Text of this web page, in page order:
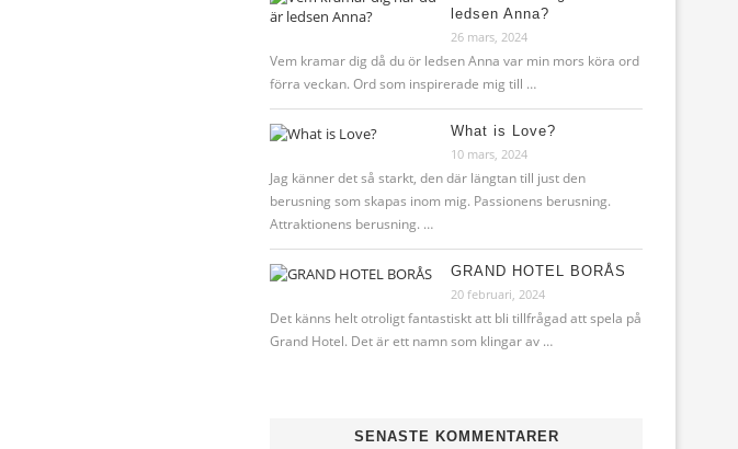
ledsen Anna?
26 mars, 2024
Vem kramar dig då du ör ledsen Anna var min mors köra ord
förra veckan. Ord som inspirerade mig till …
What is Love?
10 mars, 2024
Jag känner det så starkt, den där längtan till just den
berusning som skapas inom mig. Passionens berusning.
Attraktionens berusning. …
GRAND HOTEL BORÅS
20 februari, 2024
Det känns helt otroligt fantastiskt att bli tillfrågad att spela på
Grand Hotel. Det är ett namn som klingar av …
SENASTE KOMMENTARER